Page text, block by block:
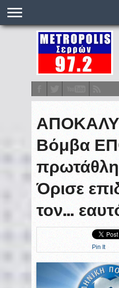
ΣΤΑΘΜΌΣ
METRONEWS
ΠΟΔΌΣΦΑΙΡΟ
ΒΑΘΜΟΛΟΓΊΕΣ
ΠΡΟΓΡΆΜΜΑΤΑ
ΣΤΟΊΧΗΜΑ
ΕΠΙΚΟΙΝΩΝΊΑ
Βόμβα
Όρισε
τον…
Pin It